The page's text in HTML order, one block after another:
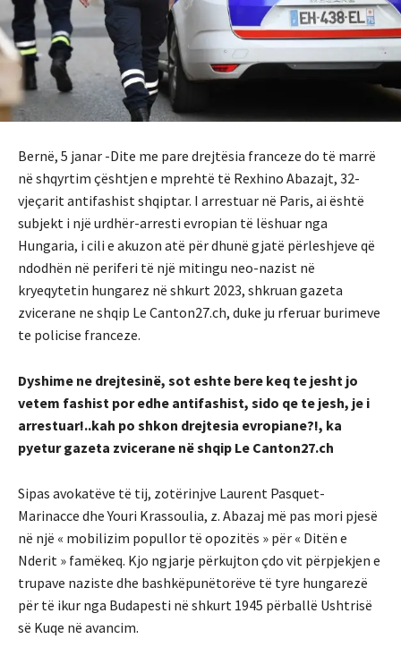
Bernë, 5 janar -Dite me pare drejtësia franceze do të marrë
në shqyrtim çështjen e mprehtë të Rexhino Abazajt, 32-
vjeçarit antifashist shqiptar. I arrestuar në Paris, ai është
subjekt i një urdhër-arresti evropian të lëshuar nga
Hungaria, i cili e akuzon atë për dhunë gjatë përleshjeve që
ndodhën në periferi të një mitingu neo-nazist në
kryeqytetin hungarez në shkurt 2023, shkruan gazeta
zvicerane ne shqip Le Canton27.ch, duke ju rferuar burimeve
te policise franceze.
Dyshime ne drejtesinë, sot eshte bere keq te jesht jo
vetem fashist por edhe antifashist, sido qe te jesh, je i
arrestuar!..kah po shkon drejtesia evropiane?!, ka
pyetur gazeta zvicerane në shqip Le Canton27.ch
Sipas avokatëve të tij, zotërinjve Laurent Pasquet-
Marinacce dhe Youri Krassoulia, z. Abazaj më pas mori pjesë
në një « mobilizim popullor të opozitës » për « Ditën e
Nderit » famëkeq. Kjo ngjarje përkujton çdo vit përpjekjen e
trupave naziste dhe bashkëpunëtorëve të tyre hungarezë
për të ikur nga Budapesti në shkurt 1945 përballë Ushtrisë
së Kuqe në avancim.